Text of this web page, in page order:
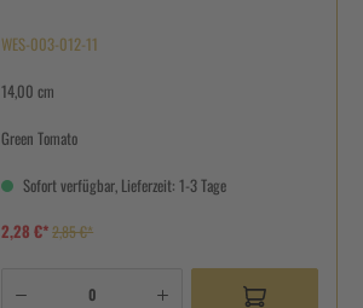
WES-003-012-11
14,00 cm
Green Tomato
Sofort verfügbar, Lieferzeit: 1-3 Tage
2,28 €*2,85 €*